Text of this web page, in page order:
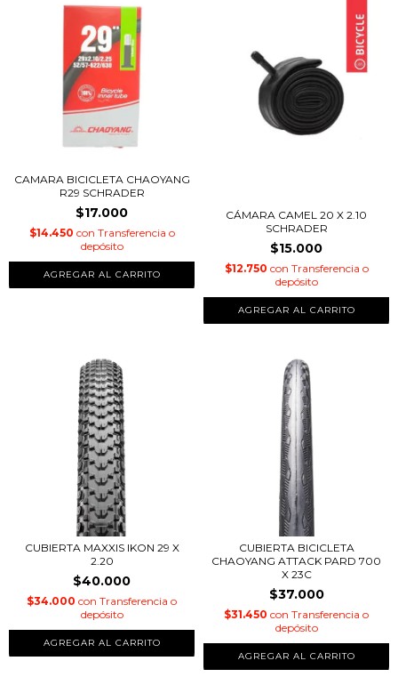
CAMARA BICICLETA CHAOYANG
R29 SCHRADER
$17.000
$14.450 con Transferencia o
depósito
CÁMARA CAMEL 20 X 2.10
SCHRADER
$15.000
$12.750 con Transferencia o
depósito
CUBIERTA MAXXIS IKON 29 X
2.20
$40.000
$34.000 con Transferencia o
depósito
CUBIERTA BICICLETA
CHAOYANG ATTACK PARD 700
X 23C
$37.000
$31.450 con Transferencia o
depósito